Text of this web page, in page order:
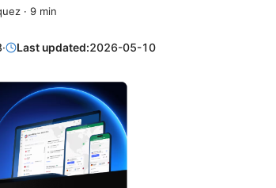
· 9 min
· Last updated:2026-05-10